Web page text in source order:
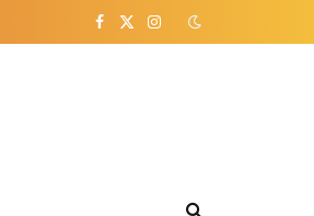
Facebook
X
Instagram